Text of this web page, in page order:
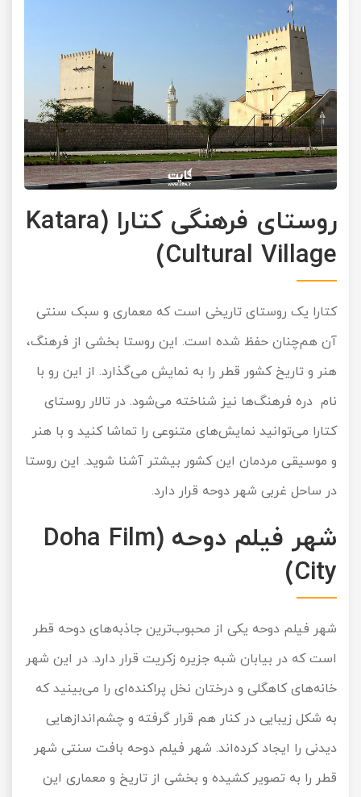
روستای فرهنگی کتارا (Katara
Cultural Village)
کتارا یک روستای تاریخی است که معماری و سبک سنتی
آن هم‌چنان حفظ شده است. این روستا بخشی از فرهنگ،
هنر و تاریخ کشور قطر را به نمایش می‌گذارد. از این رو با
نام دره فرهنگ‌ها نیز شناخته می‌شود. در تالار روستای
کتارا می‌توانید نمایش‌های متنوعی را تماشا کنید و با هنر
و موسیقی مردمان این کشور بیشتر آشنا شوید. این روستا
در ساحل غربی شهر دوحه قرار دارد.
شهر فیلم دوحه (Doha Film
City)
شهر فیلم دوحه یکی از محبوب‌ترین جاذبه‌های دوحه قطر
است که در بیابان شبه جزیره زکریت قرار دارد. در این شهر
خانه‌های کاهگلی و درختان نخل پراکنده‌ای را می‌بینید که
به شکل زیبایی در کنار هم قرار گرفته و چشم‌اندازهایی
دیدنی را ایجاد کرده‌اند. شهر فیلم دوحه بافت سنتی شهر
قطر را به تصویر کشیده و بخشی از تاریخ و معماری این